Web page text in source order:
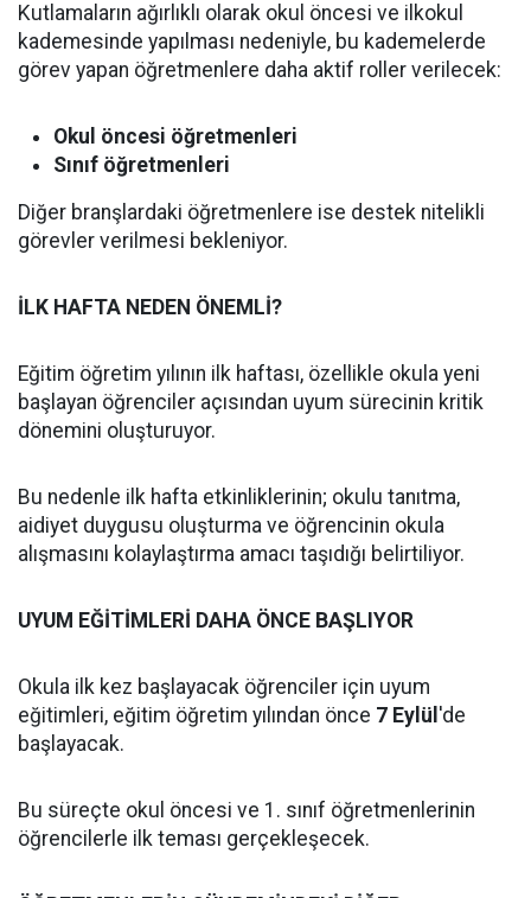
Kutlamaların ağırlıklı olarak okul öncesi ve ilkokul
kademesinde yapılması nedeniyle, bu kademelerde
görev yapan öğretmenlere daha aktif roller verilecek:
Okul öncesi öğretmenleri
Sınıf öğretmenleri
Diğer branşlardaki öğretmenlere ise destek nitelikli
görevler verilmesi bekleniyor.
İLK HAFTA NEDEN ÖNEMLİ?
Eğitim öğretim yılının ilk haftası, özellikle okula yeni
başlayan öğrenciler açısından uyum sürecinin kritik
dönemini oluşturuyor.
Bu nedenle ilk hafta etkinliklerinin; okulu tanıtma,
aidiyet duygusu oluşturma ve öğrencinin okula
alışmasını kolaylaştırma amacı taşıdığı belirtiliyor.
UYUM EĞİTİMLERİ DAHA ÖNCE BAŞLIYOR
Okula ilk kez başlayacak öğrenciler için uyum
eğitimleri, eğitim öğretim yılından önce 7 Eylül 'de
başlayacak.
Bu süreçte okul öncesi ve 1. sınıf öğretmenlerinin
öğrencilerle ilk teması gerçekleşecek.